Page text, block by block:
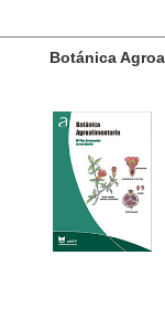
VAT INCLUDED